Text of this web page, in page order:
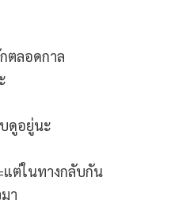
ตลอดกาล
ดูอยู่นะ
แต่ในทางกลับกัน
า